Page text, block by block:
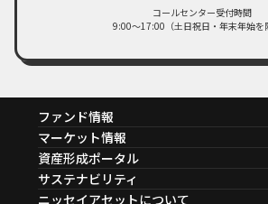
臨時レポート「米国の景気減速懸念から金融市
コールセンター受付時間
9:00～17:00（土日祝日・年末年始を
ファンド情報
ファンド情報TOP
基準価額一覧
ファンド検索
ファンド比較
決算カレンダー
マーケット情報
マーケット情報TOP
マーケット指数
マーケットレポート
資産形成ポータル
資産形成ポータルTOP
サステナビリティ
サステナビリティTOP
ニッセイアセットについて